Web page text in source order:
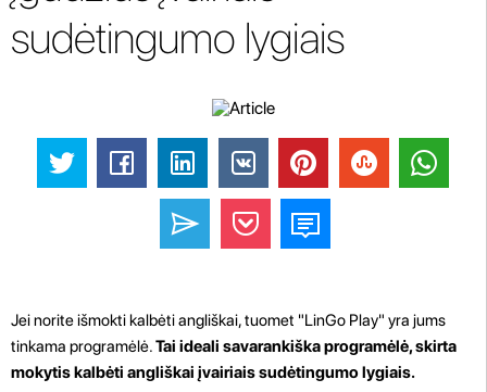
sudėtingumo lygiais
Jei norite išmokti kalbėti angliškai, tuomet "LinGo Play" yra jums
tinkama programėlė.Tai ideali savarankiška programėlė, skirta
mokytis kalbėti angliškai įvairiais sudėtingumo lygiais.